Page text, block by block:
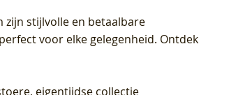
zijn stijlvolle en betaalbare
voor elke gelegenheid. Ontdek
eigentijdse collectie